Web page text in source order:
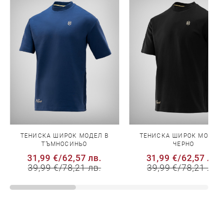
ТЕНИСКА ШИРОК МОДЕЛ В
ТЪМНОСИНЬО
31,99 €/62,57 лв.
39,99 €/78,21 лв.
ТЕНИСКА ШИРОК
ЧЕРНО
31,99 €/62,57
39,99 €/78,21